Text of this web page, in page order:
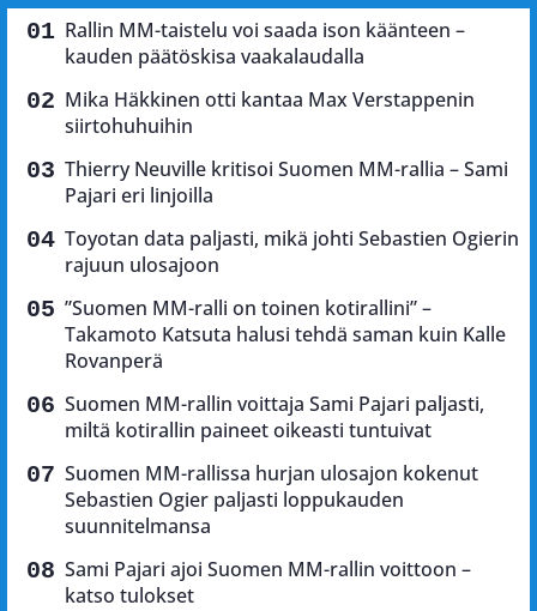
Rallin MM-taistelu voi saada ison käänteen –
kauden päätöskisa vaakalaudalla
Mika Häkkinen otti kantaa Max Verstappenin
siirtohuhuihin
Thierry Neuville kritisoi Suomen MM-rallia – Sami
Pajari eri linjoilla
Toyotan data paljasti, mikä johti Sebastien Ogierin
rajuun ulosajoon
”Suomen MM-ralli on toinen kotirallini” –
Takamoto Katsuta halusi tehdä saman kuin Kalle
Rovanperä
Suomen MM-rallin voittaja Sami Pajari paljasti,
miltä kotirallin paineet oikeasti tuntuivat
Suomen MM-rallissa hurjan ulosajon kokenut
Sebastien Ogier paljasti loppukauden
suunnitelmansa
Sami Pajari ajoi Suomen MM-rallin voittoon –
katso tulokset